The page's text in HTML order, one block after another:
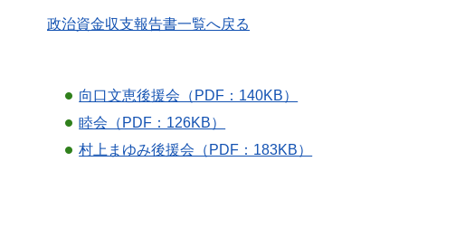
政治資金収支報告書一覧へ戻る
向口文恵後援会（PDF：140KB）
睦会（PDF：126KB）
村上まゆみ後援会（PDF：183KB）